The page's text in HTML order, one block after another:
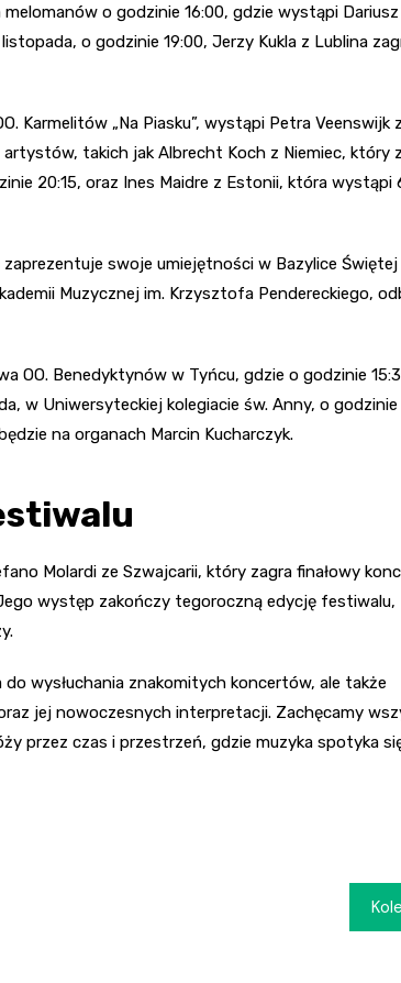
o godzinie 16:00, gdzie wystąpi Dariusz
o godzinie 19:00, Jerzy Kukla z Lublina
Karmelitów „Na Piasku”, wystąpi Petra Veenswijk z
takich jak Albrecht Koch z Niemiec, który
20:15, oraz Ines Maidre z Estonii, która wystąpi
swoje umiejętności w Bazylice
Muzycznej im. Krzysztofa Pendereckiego,
OO. Benedyktynów w Tyńcu, gdzie o godzinie
w Uniwersyteckiej kolegiacie św. Anny, o godzinie
na organach Marcin Kucharczyk.
Molardi ze Szwajcarii, który zagra finałowy
występ zakończy tegoroczną edycję festiwalu,
wysłuchania znakomitych koncertów, ale także
jej nowoczesnych interpretacji. Zachęcamy
przez czas i przestrzeń, gdzie muzyka spotyka